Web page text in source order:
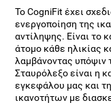
Το CogniFit έχει
ενεργοποίηση της
αντίληψης. Είναι το
άτομο κάθε ηλικίας
λαμβάνοντας υπόψιν
Σταυρόλεξο είναι η
εγκεφάλου μας και
ικανοτήτων με